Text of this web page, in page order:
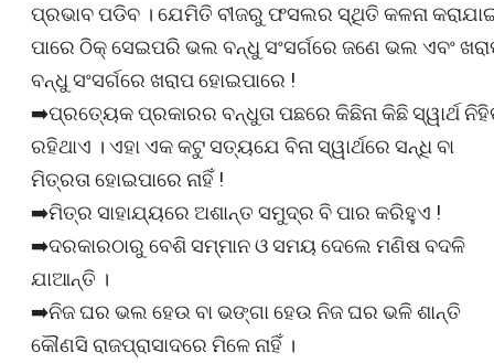
ପ୍ରଭାବ ପଡିବ । ଯେମିତି ବୀଜରୁ ଫସଲର ସ୍ଥିତି କଳନା
ପାରେ ଠିକ୍ ସେଇପରି ଭଲ ବନ୍ଧୁ ସଂସର୍ଗରେ ଜଣେ ଭଲ ଏବଂ
ବନ୍ଧୁ ସଂସର୍ଗରେ ଖରାପ ହୋଇପାରେ !
➡️ପ୍ରତ୍ୟେକ ପ୍ରକାରର ବନ୍ଧୁତା ପଛରେ କିଛିନା କିଛି ସ୍ୱାର୍ଥ
ରହିଥାଏ । ଏହା ଏକ କଟୁ ସତ୍ୟଯେ ବିନା ସ୍ୱାର୍ଥରେ ସନ୍ଧି ବା
ମିତ୍ରତା ହୋଇପାରେ ନାହିଁ !
➡️ମିତ୍ର ସାହାଯ୍ୟରେ ଅଶାନ୍ତ ସମୁଦ୍ର ବି ପାର କରିହୁଏ !
➡️ଦରକାରଠାରୁ ବେଶି ସମ୍ମାନ ଓ ସମୟ ଦେଲେ ମଣିଷ ବଦଳି
ଯାଆନ୍ତି ।
➡️ନିଜ ଘର ଭଲ ହେଉ ବା ଭଙ୍ଗା ହେଉ ନିଜ ଘର ଭଳି ଶାନ୍ତି
କୌଣସି ରାଜପ୍ରାସାଦରେ ମିଳେ ନାହିଁ ।